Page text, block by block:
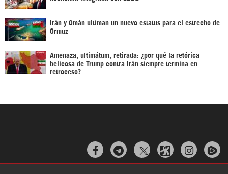
Irán y Omán ultiman un nuevo estatus para el estrecho de
Ormuz
Amenaza, ultimátum, retirada: ¿por qué la retórica
belicosa de Trump contra Irán siempre termina en
retroceso?
  